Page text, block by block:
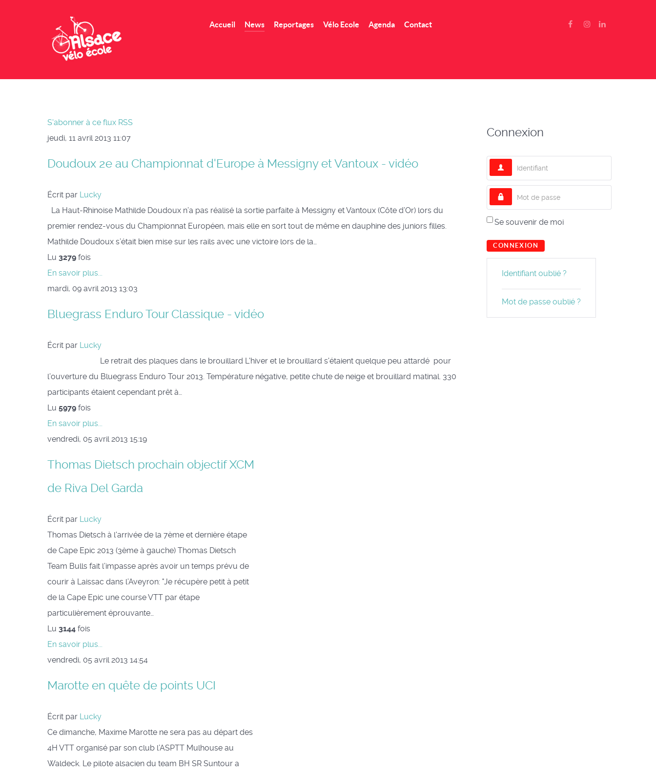
Accueil News Reportages Vélo Ecole Agenda Contact
S'abonner à ce flux RSS
jeudi, 11 avril 2013 11:07
Doudoux 2e au Championnat d'Europe à Messigny et Vantoux - vidéo
Écrit par Lucky
La Haut-Rhinoise Mathilde Doudoux n’a pas réalisé la sortie parfaite à Messigny et Vantoux (Côte d’Or) lors du
premier rendez-vous du Championnat Européen, mais elle en sort tout de même en dauphine des juniors filles.
Mathilde Doudoux s’était bien mise sur les rails avec une victoire lors de la…
Lu 3279 fois
En savoir plus...
mardi, 09 avril 2013 13:03
Bluegrass Enduro Tour Classique - vidéo
Écrit par Lucky
Le retrait des plaques dans le brouillard L'hiver et le brouillard s'étaient quelque peu attardé pour
l’ouverture du Bluegrass Enduro Tour 2013. Température négative, petite chute de neige et brouillard matinal. 330
participants étaient cependant prêt à…
Lu 5979 fois
En savoir plus...
vendredi, 05 avril 2013 15:19
Thomas Dietsch prochain objectif XCM
de Riva Del Garda
Écrit par Lucky
Thomas Dietsch à l'arrivée de la 7ème et dernière étape
de Cape Epic 2013 (3ème à gauche) Thomas Dietsch
Team Bulls fait l’impasse après avoir un temps prévu de
courir à Laissac dans l’Aveyron: "Je récupère petit à petit
de la Cape Epic une course VTT par étape
particulièrement éprouvante…
Lu 3144 fois
En savoir plus...
vendredi, 05 avril 2013 14:54
Marotte en quête de points UCI
Écrit par Lucky
Ce dimanche, Maxime Marotte ne sera pas au départ des
4H VTT organisé par son club l’ASPTT Mulhouse au
Waldeck. Le pilote alsacien du team BH SR Suntour a
Connexion
Identifiant
Se souvenir de moi
CONNEXION
Identifiant oublié ?
Mot de passe oublié ?